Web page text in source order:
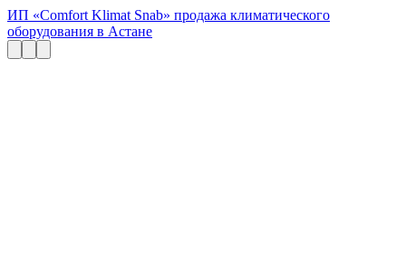
ИП «Comfort Klimat Snab» продажа климатического
оборудования в Астане